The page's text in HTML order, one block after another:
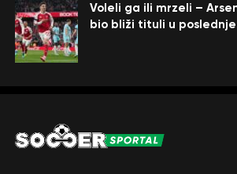
Voleli ga ili mrzeli –
bio bliži tituli u